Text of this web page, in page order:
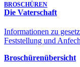
BROSCHÜREN
Die Vaterschaft
Informationen zu
Feststellung und
Broschürenübersicht